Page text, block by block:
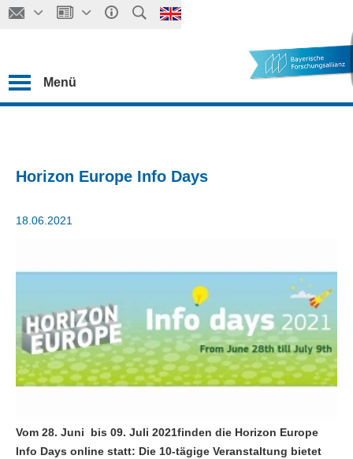
Menü
Horizon Europe Info Days
18.06.2021
Vom 28. Juni bis 09. Juli 2021finden die Horizon Europe
Info Days online statt: Die 10-tägige Veranstaltung bietet